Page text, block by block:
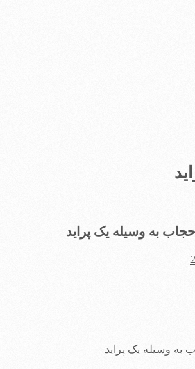
به وسیله یک پراید
به وسیله یک پراید